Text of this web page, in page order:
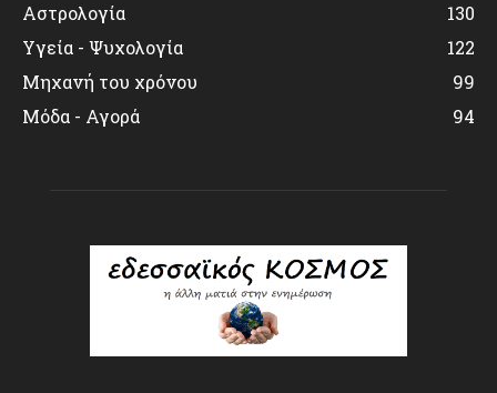
Αστρολογία
130
Υγεία - Ψυχολογία
122
Μηχανή του χρόνου
99
Μόδα - Αγορά
94